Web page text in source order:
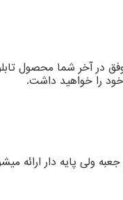
در آخر شما محصول
را خواهید داشت.
ولی پایه دار ارائه